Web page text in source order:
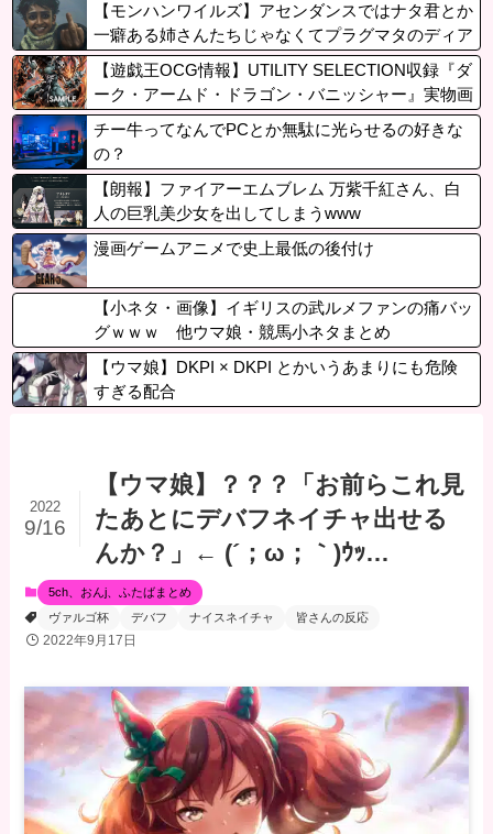
【モンハンワイルズ】アセンダンスではナタ君とか
一癖ある姉さんたちじゃなくてプラグマタのディア
ナちゃんみたいな可愛い娘を相棒に冒険したいです
【遊戯王OCG情報】UTILITY SELECTION収録『ダ
ーク・アームド・ドラゴン・バニッシャー』実物画
像
チー牛ってなんでPCとか無駄に光らせるの好きな
の？
【朗報】ファイアーエムブレム 万紫千紅さん、白
人の巨乳美少女を出してしまうwww
漫画ゲームアニメで史上最低の後付け
【小ネタ・画像】イギリスの武ルメファンの痛バッ
グｗｗｗ 他ウマ娘・競馬小ネタまとめ
【ウマ娘】DKPI × DKPI とかいうあまりにも危険
すぎる配合
【ウマ娘】？？？「お前らこれ見
たあとにデバフネイチャ出せる
んか？」← (´；ω；｀)ｳｯ…
2022
9/16
5ch、おんj、ふたばまとめ
ヴァルゴ杯
デバフ ナイスネイチャ 皆さんの反応
2022年9月17日